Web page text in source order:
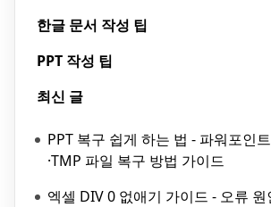
한글 문서 작성 팁
PPT 작성 팁
최신 글
PPT 복구 쉽게 하는 법 - 파워포인
·TMP 파일 복구 방법 가이드
엑셀 DIV 0 없애기 가이드 - 오류 원